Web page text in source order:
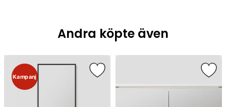
Andra köpte även
Kampanj